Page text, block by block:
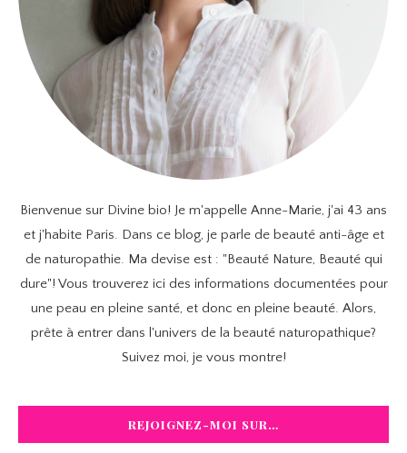
Bienvenue sur Divine bio! Je m'appelle Anne-Marie, j'ai 43 ans
et j'habite Paris. Dans ce blog, je parle de beauté anti-âge et
de naturopathie. Ma devise est : "Beauté Nature, Beauté qui
dure"! Vous trouverez ici des informations documentées pour
une peau en pleine santé, et donc en pleine beauté. Alors,
prête à entrer dans l'univers de la beauté naturopathique?
Suivez moi, je vous montre!
REJOIGNEZ-MOI SUR…